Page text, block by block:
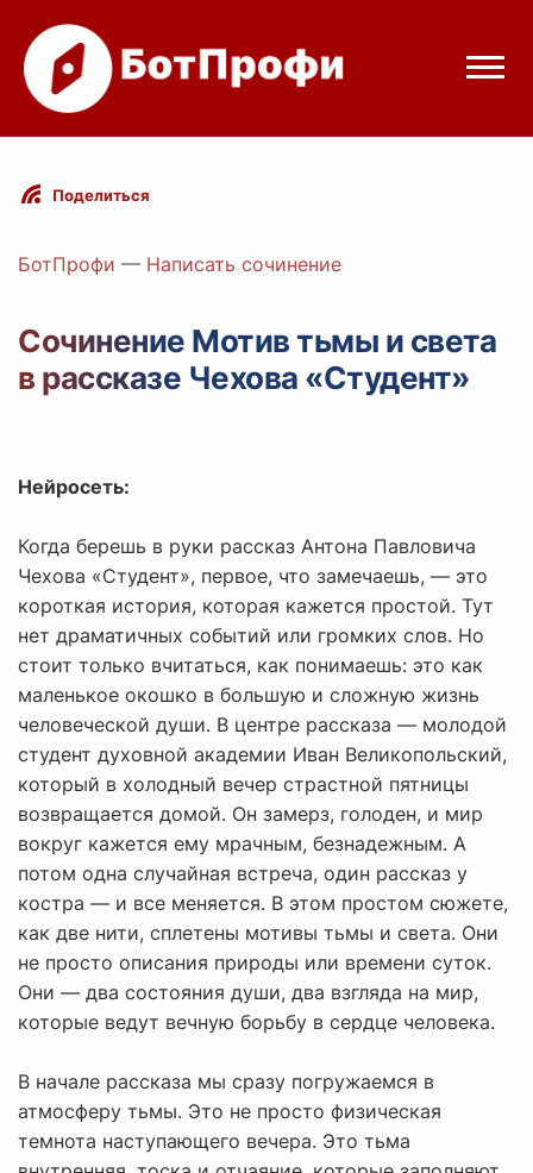
Режимы бота
Цены
Вход с Telegram
Поделиться
БотПрофи — Написать сочинение
Сочинение Мотив тьмы и света
в рассказе Чехова «Студент»
Нейросеть:
Когда берешь в руки рассказ Антона Павловича
Чехова «Студент», первое, что замечаешь, — это
короткая история, которая кажется простой. Тут
нет драматичных событий или громких слов. Но
стоит только вчитаться, как понимаешь: это как
маленькое окошко в большую и сложную жизнь
человеческой души. В центре рассказа — молодой
студент духовной академии Иван Великопольский,
который в холодный вечер страстной пятницы
возвращается домой. Он замерз, голоден, и мир
вокруг кажется ему мрачным, безнадежным. А
потом одна случайная встреча, один рассказ у
костра — и все меняется. В этом простом сюжете,
как две нити, сплетены мотивы тьмы и света. Они
не просто описания природы или времени суток.
Они — два состояния души, два взгляда на мир,
которые ведут вечную борьбу в сердце человека.
В начале рассказа мы сразу погружаемся в
атмосферу тьмы. Это не просто физическая
темнота наступающего вечера. Это тьма